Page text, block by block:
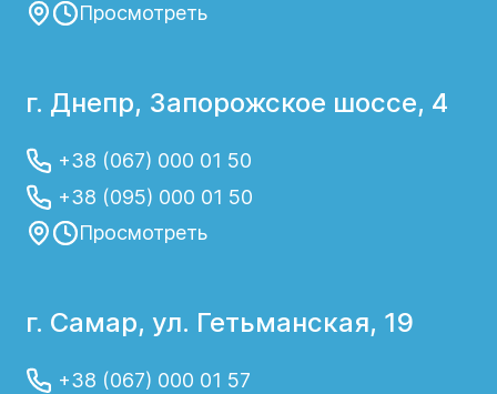
Просмотреть
г. Днепр, Запорожское шоссе, 4
+38 (067) 000 01 50
+38 (095) 000 01 50
Просмотреть
г. Самар, ул. Гетьманская, 19
+38 (067) 000 01 57